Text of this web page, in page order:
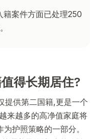
籍案件方面已处理250
得长期居住?
提供第二国籍,更是一个
来越多的高净值家庭将
护照策略的一部分。